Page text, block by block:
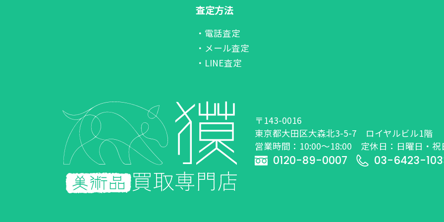
査定方法
・電話査定
・メール査定
・LINE査定
〒143-0016
東京都大田区大森北3-5-7 ロイヤルビル1階
営業時間：10:00～18:00 定休日：日曜日・祝
0120-89-0007 03-6423-